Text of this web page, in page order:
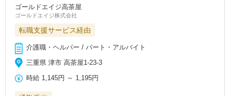
ゴールドエイジ高茶屋
ゴールドエイジ株式会社
転職支援サービス経由
介護職・ヘルパー / パート・アルバイト
三重県 津市 高茶屋1-23-3
時給 1,145円 ～ 1,195円